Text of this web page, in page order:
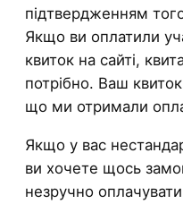
підтвердженням
Якщо ви оплатили
квиток на сайті,
потрібно. Ваш
що ми отримали
Якщо у вас
ви хочете щось
незручно оплачувати